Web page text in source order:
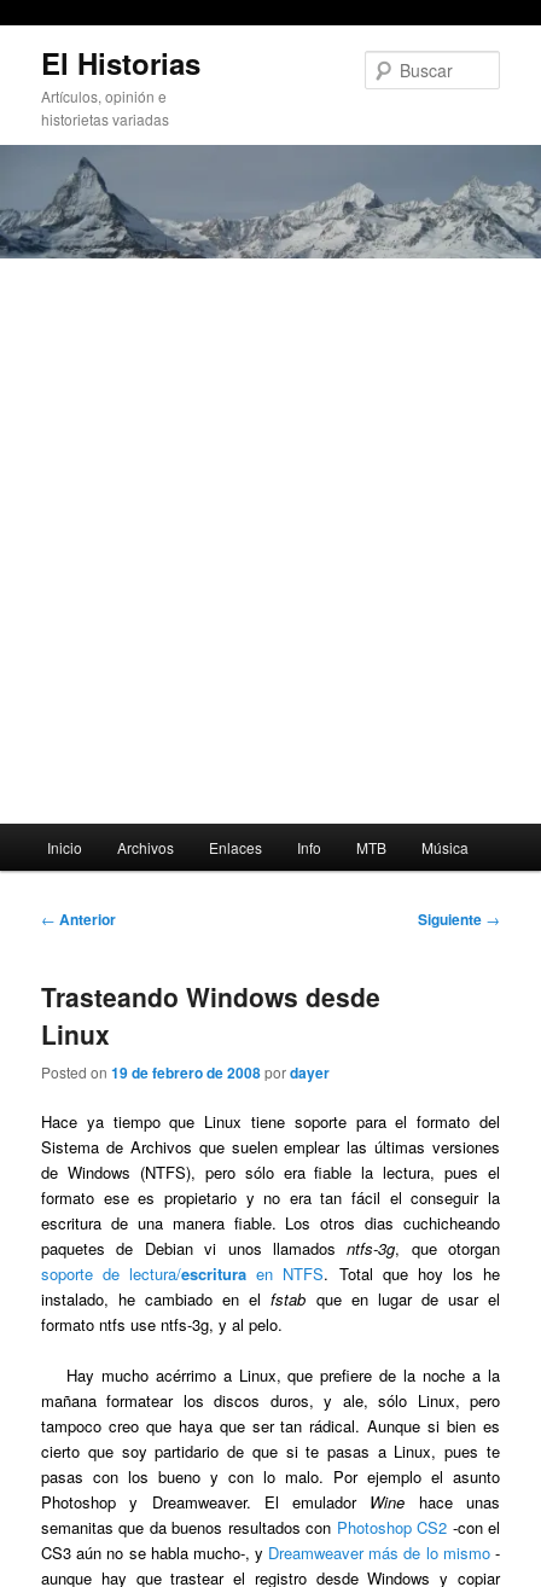
contenido
principal
El Historias
Artículos, opinión e
historietas variadas
principal
Inicio Archivos Enlaces Info MTB Música
Navegación
← Anterior Siguiente →
Trasteando Windows desde
Linux
Posted on19 de febrero de 2008pordayer
Hace ya tiempo que Linux tiene soporte para el formato del
Sistema de Archivos que suelen emplear las últimas versiones
de Windows (NTFS), pero sólo era fiable la lectura, pues el
formato ese es propietario y no era tan fácil el conseguir la
escritura de una manera fiable. Los otros dias cuchicheando
paquetes de Debian vi unos llamadosntfs-3g, que otorgan
soporte de lectura/escritura en NTFS. Total que hoy los he
instalado, he cambiado en elfstab que en lugar de usar el
formato ntfs use ntfs-3g, y al pelo.
Hay mucho acérrimo a Linux, que prefiere de la noche a la
mañana formatear los discos duros, y ale, sólo Linux, pero
tampoco creo que haya que ser tan rádical. Aunque si bien es
cierto que soy partidario de que si te pasas a Linux, pues te
pasas con los bueno y con lo malo. Por ejemplo el asunto
Photoshop y Dreamweaver. El emulador Wine hace unas
semanitas que da buenos resultados con Photoshop CS2 -con el
CS3 aún no se habla mucho-, y Dreamweaver más de lo mismo-
aunque hay que trastear el registro desde Windows y copiar